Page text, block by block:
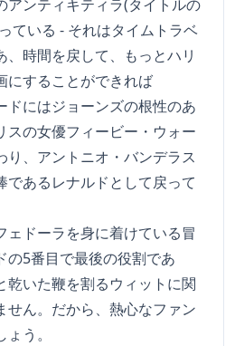
アンティキティラ(タイトルの
ている - それはタイムトラベ
、時間を戻して、もっとハリ
にすることができれば
ドにはジョーンズの根性のあ
スの女優フィービー・ウォー
り、アントニオ・バンデラス
であるレナルドとして戻って
ェドーラを身に着けている冒
の5番目で最後の役割であ
乾いた鞭を割るウィットに関
せん。だから、熱心なファン
う。